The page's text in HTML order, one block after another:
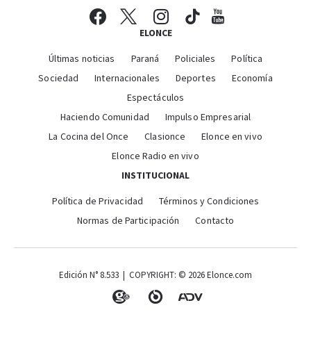
ELONCE
Últimas noticias Paraná Policiales
Política
Sociedad
Internacionales Deportes
Economía
Espectáculos
Haciendo Comunidad
Impulso Empresarial
La Cocina del Once
Clasionce
Elonce en vivo
Elonce Radio en vivo
INSTITUCIONAL
Política de Privacidad
Términos y Condiciones
Normas de Participación
Contacto
Edición N° 8.533 | COPYRIGHT: © 2026 Elonce.com